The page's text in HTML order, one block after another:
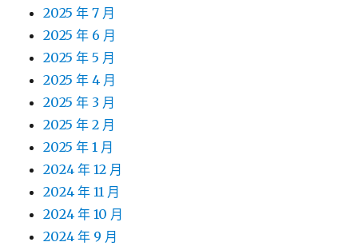
2025 年 7 月
2025 年 6 月
2025 年 5 月
2025 年 4 月
2025 年 3 月
2025 年 2 月
2025 年 1 月
2024 年 12 月
2024 年 11 月
2024 年 10 月
2024 年 9 月